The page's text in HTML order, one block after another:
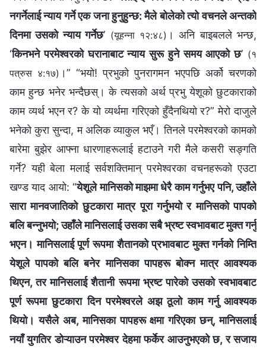
नगर्नेलाई न्याय गर्ने एक जना हुनुहुन्छ: मैले बोलेको त्यो वचनले अन्तको
दिनमा उसको न्याय गर्नेछ’ (यूहन्‍ना १२:४८) । अनि बाइबलले भन्छ,
‘किनभने परमेश्‍वरको घरानाबाट न्याय सुरू हुने समय आएको छ’ (१
पत्रुस ४:१७) ।” “भयो! प्रभुको पुनरागमन भएपछि अर्को चरणको
काम हुन्छ भनेर भन्दैछस्। के त्यसको अर्थ प्रभु येशूको छुटकाराको
काम व्यर्थ भएन र? के यो व्यर्थमा गरिएको हुँदैनथियो र?” मेरो दाजुले
भनेको कुरा सुन्दा, म अलिक व्याकुल भएँ। तिनले परमेश्‍वरको कामको
बारेमा बुझेर आफ्‍ना धारणाहरूलाई हटाउने गरी मैले कसरी सङ्गति
गर्ने? यही बेला मलाई सर्वशक्तिमान्‌ परमेश्‍वरका वचनहरूको एउटा
खण्ड याद आयो: “येशूले मानिसको माझमा धेरै काम गर्नुभए पनि, उहाँले
सारा मानवजातिको छुटकारा मात्र पूरा गर्नुभयो र मानिसको पापको
बलि बन्नुभयो; उहाँले मानिसलाई उसका सबै भ्रष्ट स्वभावबाट मुक्त गर्नु
भएन। मानिसलाई पूर्ण रूपमा शैतानको प्रभावबाट मुक्त गर्नको निम्ति
येशूले पापको बलि बनेर मानिसका पापहरू बोक्न मात्र आवश्यक
थिएन, तर मानिसलाई शैतानी रूपमा भ्रष्ट पारेको उसको स्वभावबाट
पूर्ण रूपमा छुटकारा दिन परमेश्‍वरले अझ ठूलो काम गर्नु आवश्यक
थियो। यसैले अब, मानिसका पापहरू क्षमा गरिएका छन्, मानिसलाई
नयाँ युगतिर डोऱ्याउन परमेश्‍वर देहमा फर्केर आउनुभएको छ, र सजाय